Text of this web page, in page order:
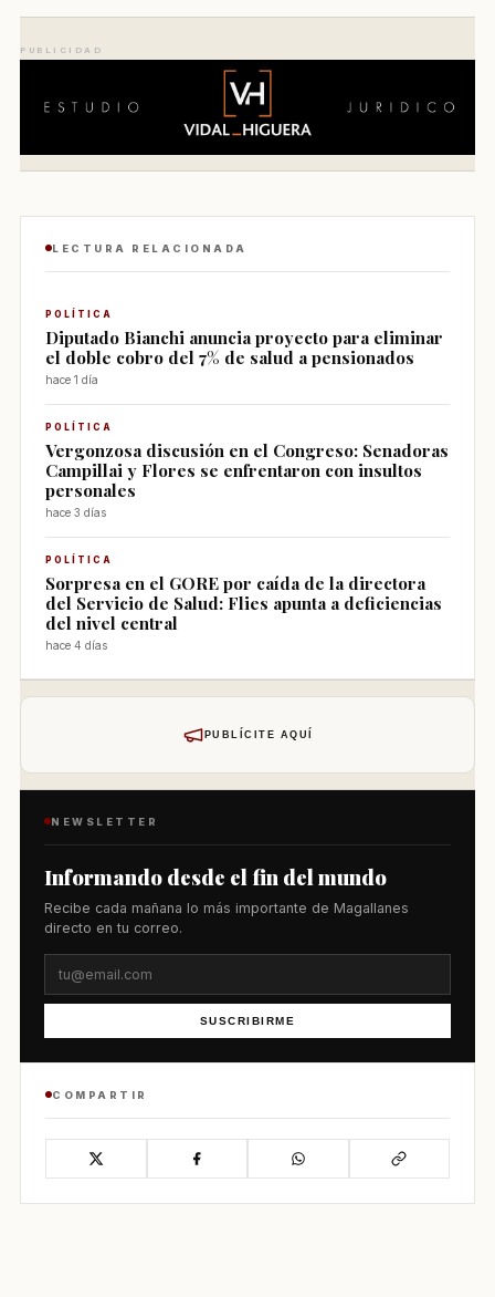
PUBLICIDAD
LECTURA RELACIONADA
POLÍTICA
Diputado Bianchi anuncia proyecto para eliminar
el doble cobro del 7% de salud a pensionados
hace 1 día
POLÍTICA
Vergonzosa discusión en el Congreso: Senadoras
Campillai y Flores se enfrentaron con insultos
personales
hace 3 días
POLÍTICA
Sorpresa en el GORE por caída de la directora
del Servicio de Salud: Flies apunta a deficiencias
del nivel central
hace 4 días
PUBLÍCITE AQUÍ
NEWSLETTER
Informando desde el fin del mundo
Recibe cada mañana lo más importante de Magallanes
directo en tu correo.
SUSCRIBIRME
COMPARTIR